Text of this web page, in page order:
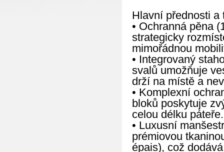
Hlavní přednosti a
• Ochranná pěna
strategicky
mimořádnou
• Integrovaný
svalů umožňuje
drží na místě a
• Komplexní
bloků poskytuje
celou délku páteře.
• Luxusní
prémiovou
épais), což